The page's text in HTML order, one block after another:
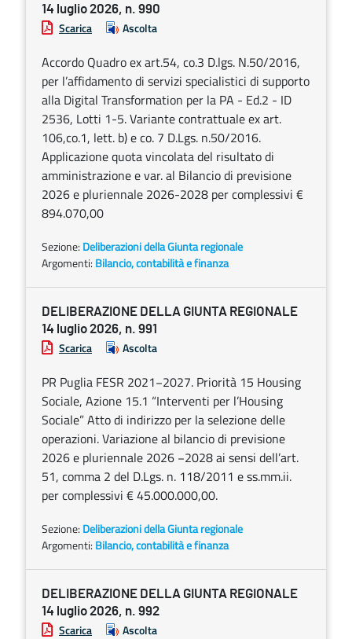
14 luglio 2026, n. 990
Scarica Ascolta
Accordo Quadro ex art.54, co.3 D.lgs. N.50/2016,
per l’affidamento di servizi specialistici di supporto
alla Digital Transformation per la PA - Ed.2 - ID
2536, Lotti 1-5. Variante contrattuale ex art.
106,co.1, lett. b) e co. 7 D.Lgs. n.50/2016.
Applicazione quota vincolata del risultato di
amministrazione e var. al Bilancio di previsione
2026 e pluriennale 2026-2028 per complessivi €
894.070,00
Sezione: Deliberazioni della Giunta regionale
Argomenti: Bilancio, contabilità e finanza
DELIBERAZIONE DELLA GIUNTA REGIONALE
14 luglio 2026, n. 991
Scarica Ascolta
PR Puglia FESR 2021−2027. Priorità 15 Housing
Sociale, Azione 15.1 “Interventi per l’Housing
Sociale” Atto di indirizzo per la selezione delle
operazioni. Variazione al bilancio di previsione
2026 e pluriennale 2026 −2028 ai sensi dell’art.
51, comma 2 del D.Lgs. n. 118/2011 e ss.mm.ii.
per complessivi € 45.000.000,00.
Sezione: Deliberazioni della Giunta regionale
Argomenti: Bilancio, contabilità e finanza
DELIBERAZIONE DELLA GIUNTA REGIONALE
14 luglio 2026, n. 992
Scarica Ascolta